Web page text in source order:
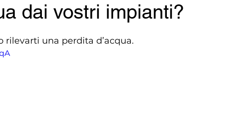
dai vostri impianti?
una perdita d’acqua.